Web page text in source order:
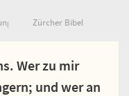
Zürcher Bibel
Wer zu mir
und wer an